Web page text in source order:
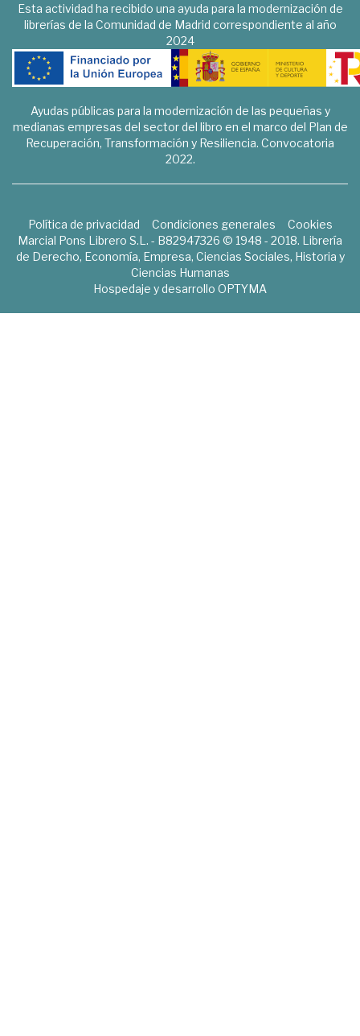
Esta actividad ha recibido una ayuda para la modernización de
librerías de la Comunidad de Madrid correspondiente al año
2024
Ayudas públicas para la modernización de las pequeñas y
medianas empresas del sector del libro en el marco del Plan de
Recuperación, Transformación y Resiliencia. Convocatoria
2022.
Política de privacidad Condiciones generales
Cookies
Marcial Pons Librero S.L. - B82947326 © 1948 - 2018. Librería
de Derecho, Economía, Empresa, Ciencias Sociales, Historia y
Ciencias Humanas
Hospedaje y desarrollo OPTYMA